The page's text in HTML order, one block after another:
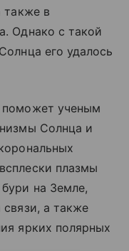
также в
Однако с такой
его удалось
поможет ученым
Солнца и
плазмы
на Земле,
связи, а также
ярких полярных